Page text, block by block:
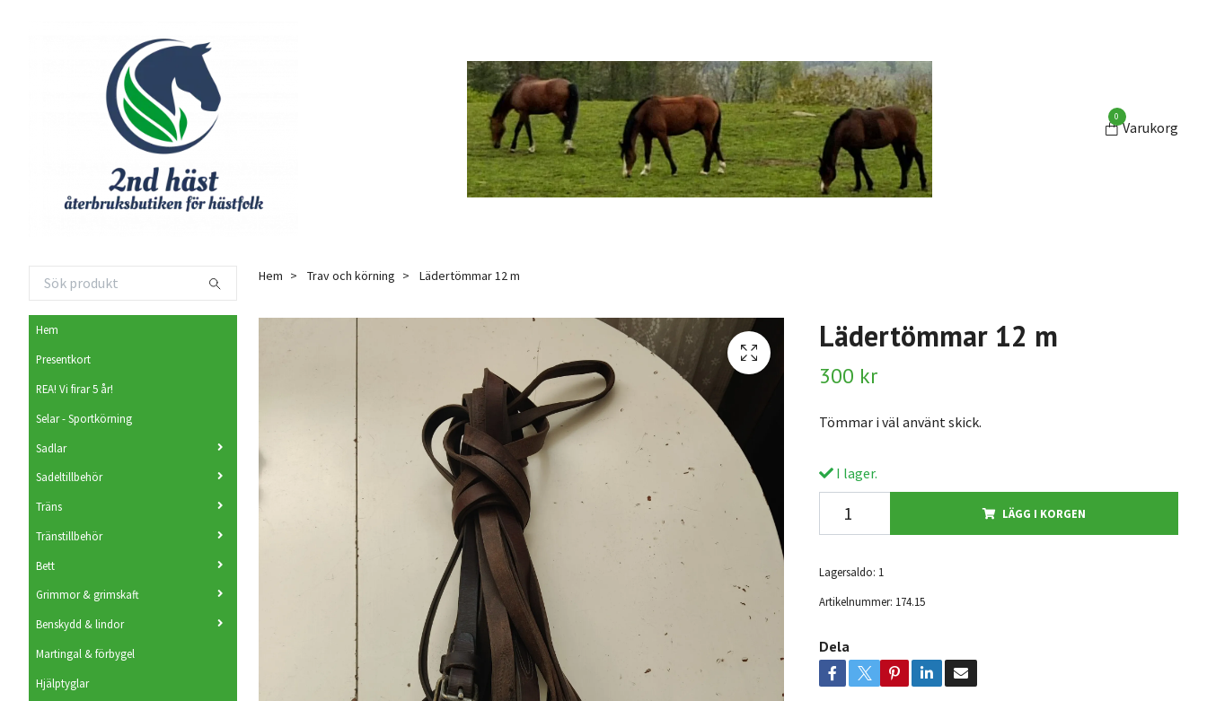
0
Varukorg
Hem
Presentkort
REA! Vi firar 5 år!
Selar - Sportkörning
Sadlar
Sadeltillbehör
Träns
Tränstillbehör
Bett
Grimmor & grimskaft
Benskydd & lindor
Martingal & förbygel
Hjälptyglar
Hem Trav och körning Lädertömmar 12 m
Lädertömmar 12 m
300 kr
Tömmar i väl använt skick.
I lager.
LÄGG I KORGEN
Lagersaldo: 1
Artikelnummer: 174.15
Dela